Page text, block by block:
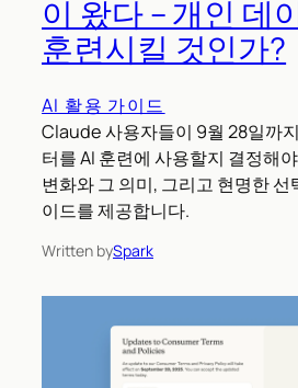
이 왔다 – 개인 데
훈련시킬 것인가?
AI 활용 가이드
Claude 사용자들이 9월 28일까
터를 AI 훈련에 사용할지 결정해
변화와 그 의미, 그리고 현명한
이드를 제공합니다.
Written bySpark